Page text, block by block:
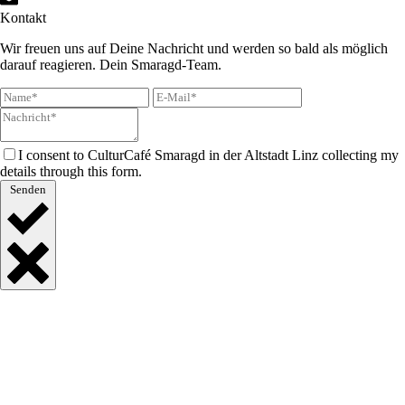
Kontakt
Wir freuen uns auf Deine Nachricht und werden so bald als möglich
darauf reagieren. Dein Smaragd-Team.
I consent to CulturCafé Smaragd in der Altstadt Linz collecting my
details through this form.
Senden